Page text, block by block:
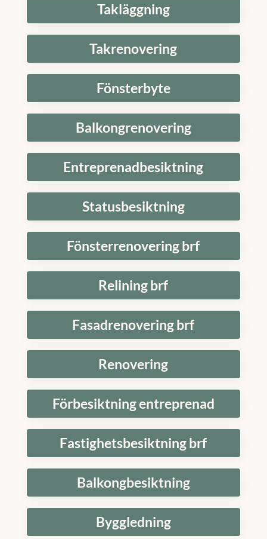
Takläggning
Takrenovering
Fönsterbyte
Balkongrenovering
Entreprenadbesiktning
Statusbesiktning
Fönsterrenovering brf
Relining brf
Fasadrenovering brf
Renovering
Förbesiktning entreprenad
Fastighetsbesiktning brf
Balkongbesiktning
Byggledning